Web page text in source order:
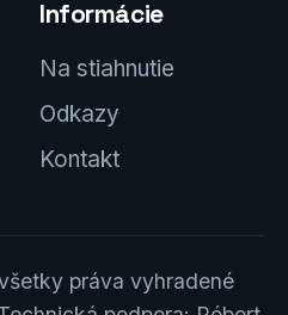
Informácie
Na stiahnutie
Odkazy
Kontakt
práva vyhradené